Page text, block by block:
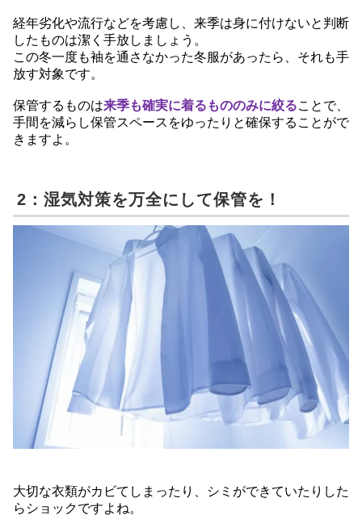
経年劣化や流行などを考慮し、来季は身に付けないと判断
したものは潔く手放しましょう。
この冬一度も袖を通さなかった冬服があったら、それも手
放す対象です。
保管するものは来季も確実に着るもののみに絞ることで、
手間を減らし保管スペースをゆったりと確保することがで
きますよ。
2：湿気対策を万全にして保管を！
大切な衣類がカビてしまったり、シミができていたりした
らショックですよね。